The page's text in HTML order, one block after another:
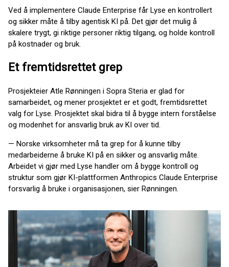
Ved å implementere Claude Enterprise får Lyse en kontrollert
og sikker måte å tilby agentisk KI på. Det gjør det mulig å
skalere trygt, gi riktige personer riktig tilgang, og holde kontroll
på kostnader og bruk.
Et fremtidsrettet grep
Prosjekteier Atle Rønningen i Sopra Steria er glad for
samarbeidet, og mener prosjektet er et godt, fremtidsrettet
valg for Lyse. Prosjektet skal bidra til å bygge intern forståelse
og modenhet for ansvarlig bruk av KI over tid.
— Norske virksomheter må ta grep for å kunne tilby
medarbeiderne å bruke KI på en sikker og ansvarlig måte.
Arbeidet vi gjør med Lyse handler om å bygge kontroll og
struktur som gjør KI-plattformen Anthropics Claude Enterprise
forsvarlig å bruke i organisasjonen, sier Rønningen.